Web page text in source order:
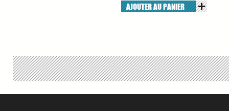
AJOUTER AU PANIER